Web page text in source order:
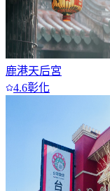
鹿港天后宮
4.6彰化